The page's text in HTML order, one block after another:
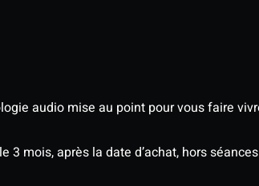
audio mise au point pour vous faire
mois, après la date d’achat, hors